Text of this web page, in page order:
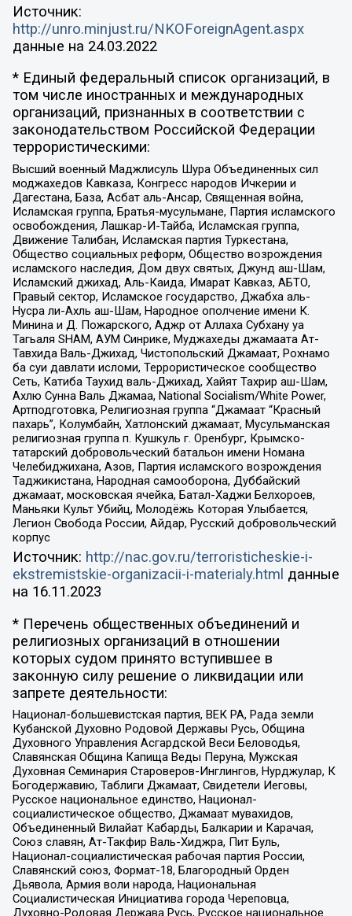
Источник:
http://unro.minjust.ru/NKOForeignAgent.aspx
данные на 24.03.2022
* Единый федеральный список организаций, в
том числе иностранных и международных
организаций, признанных в соответствии с
законодательством Российской Федерации
террористическими:
Высший военный Маджлисуль Шура Объединенных сил
моджахедов Кавказа, Конгресс народов Ичкерии и
Дагестана, База, Асбат аль-Ансар, Священная война,
Исламская группа, Братья-мусульмане, Партия исламского
освобождения, Лашкар-И-Тайба, Исламская группа,
Движение Талибан, Исламская партия Туркестана,
Общество социальных реформ, Общество возрождения
исламского наследия, Дом двух святых, Джунд аш-Шам,
Исламский джихад, Аль-Каида, Имарат Кавказ, АБТО,
Правый сектор, Исламское государство, Джабха аль-
Нусра ли-Ахль аш-Шам, Народное ополчение имени К.
Минина и Д. Пожарского, Аджр от Аллаха Субхану уа
Тагьаля SHAM, АУМ Синрике, Муджахеды джамаата Ат-
Тавхида Валь-Джихад, Чистопольский Джамаат, Рохнамо
ба суи давлати исломи, Террористическое сообщество
Сеть, Катиба Таухид валь-Джихад, Хайят Тахрир аш-Шам,
Ахлю Сунна Валь Джамаа, National Socialism/White Power,
Артподготовка, Религиозная группа “Джамаат “Красный
пахарь”, Колумбайн, Хатлонский джамаат, Мусульманская
религиозная группа п. Кушкуль г. Оренбург, Крымско-
татарский добровольческий батальон имени Номана
Челебиджихана, Азов, Партия исламского возрождения
Таджикистана, Народная самооборона, Дуббайский
джамаат, московская ячейка, Батал-Хаджи Белхороев,
Маньяки Культ Убийц, Молодёжь Которая Улыбается,
Легион Свобода России, Айдар, Русский добровольческий
корпус
Источник: http://nac.gov.ru/terroristicheskie-i-
ekstremistskie-organizacii-i-materialy.html данные
на 16.11.2023
* Перечень общественных объединений и
религиозных организаций в отношении
которых судом принято вступившее в
законную силу решение о ликвидации или
запрете деятельности:
Национал-большевистская партия, ВЕК РА, Рада земли
Кубанской Духовно Родовой Державы Русь, Община
Духовного Управления Асгардской Веси Беловодья,
Славянская Община Капища Веды Перуна, Мужская
Духовная Семинария Староверов-Инглингов, Нурджулар, К
Богодержавию, Таблиги Джамаат, Свидетели Иеговы,
Русское национальное единство, Национал-
социалистическое общество, Джамаат мувахидов,
Объединенный Вилайат Кабарды, Балкарии и Карачая,
Союз славян, Ат-Такфир Валь-Хиджра, Пит Буль,
Национал-социалистическая рабочая партия России,
Славянский союз, Формат-18, Благородный Орден
Дьявола, Армия воли народа, Национальная
Социалистическая Инициатива города Череповца,
Духовно-Родовая Держава Русь, Русское национальное